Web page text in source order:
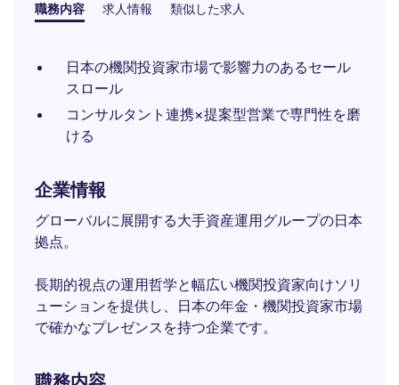
職務内容 求人情報 類似した求人
日本の機関投資家市場で影響力のあるセール
スロール
コンサルタント連携×提案型営業で専門性を磨
ける
企業情報
グローバルに展開する大手資産運用グループの日本
拠点。
長期的視点の運用哲学と幅広い機関投資家向けソリ
ューションを提供し、日本の年金・機関投資家市場
で確かなプレゼンスを持つ企業です。